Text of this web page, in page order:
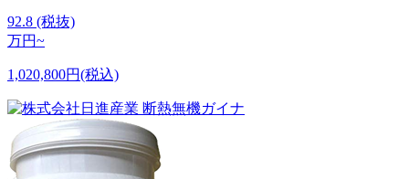
92.8 (税抜)
万円~
1,020,800円(税込)